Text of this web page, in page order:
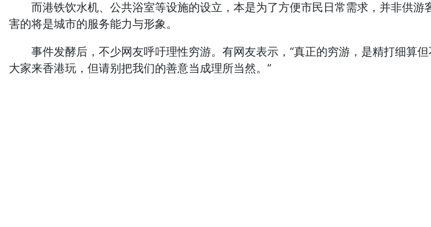
而港铁饮水机、公共浴室等设施的设立，本是为了方便市民日常需求，并非供游
害的将是城市的服务能力与形象。
事件发酵后，不少网友呼吁理性穷游。有网友表示，“真正的穷游，是精打细算但
大家来香港玩，但请别把我们的善意当成理所当然。”